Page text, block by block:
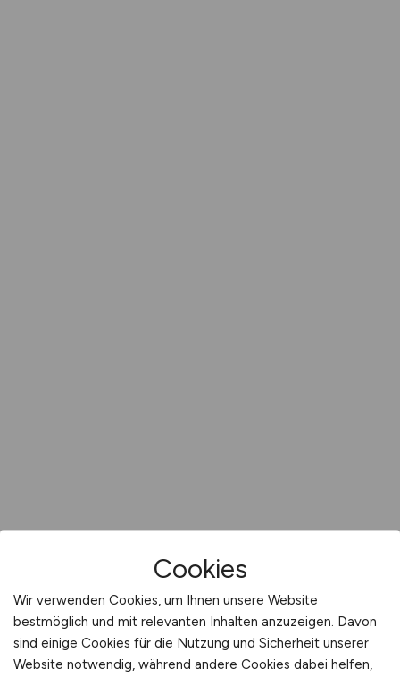
Cookies
Wir verwenden Cookies, um Ihnen unsere Website
bestmöglich und mit relevanten Inhalten anzuzeigen. Davon
sind einige Cookies für die Nutzung und Sicherheit unserer
Website notwendig, während andere Cookies dabei helfen,